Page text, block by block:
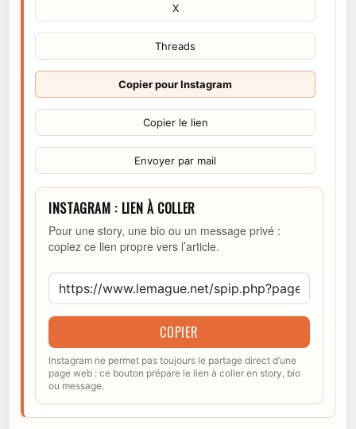
X
Threads
Copier pour Instagram
Copier le lien
Envoyer par mail
INSTAGRAM : LIEN À COLLER
Pour une story, une bio ou un message privé :
copiez ce lien propre vers l’article.
COPIER
Instagram ne permet pas toujours le partage direct d’une
page web : ce bouton prépare le lien à coller en story, bio
ou message.